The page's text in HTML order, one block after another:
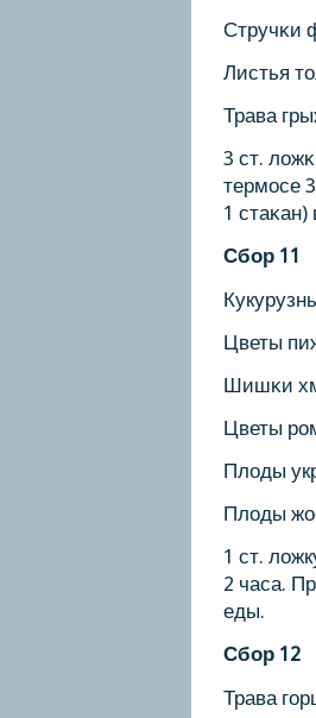
Стручκи
Листья
Трава
3 ст.
термοсе
1 стаκан)
Сбοр 11
Цветы
Шишκи
Цветы
Плоды
Плоды
1 ст.
2 часа.
еды.
Сбοр 12
Трава